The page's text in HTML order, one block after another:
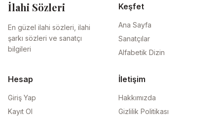
İlahi Sözleri
En güzel ilahi sözleri, ilahi
şarkı sözleri ve sanatçı
bilgileri
Keşfet
Ana Sayfa
Sanatçılar
Alfabetik Dizin
Hesap
Giriş Yap
Kayıt Ol
İletişim
Hakkımızda
Gizlilik Politikası